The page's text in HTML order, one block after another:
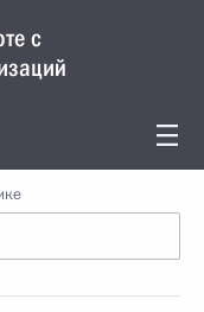
с